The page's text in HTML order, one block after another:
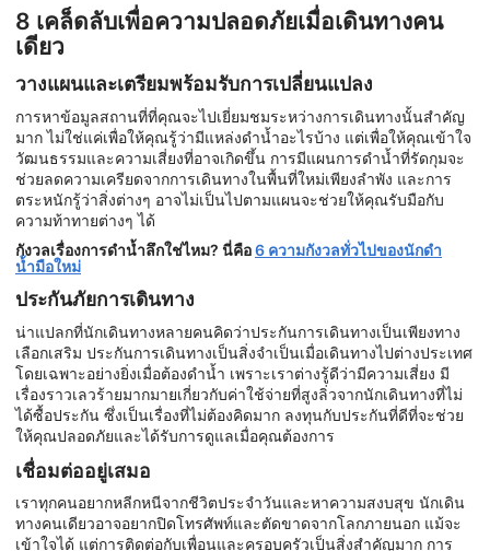
8 เคล็ดลับเพื่อความปลอดภัยเมื่อเดินทางคน
เดียว
วางแผนและเตรียมพร้อมรับการเปลี่ยนแปลง
การหาข้อมูลสถานที่ที่คุณจะไปเยี่ยมชมระหว่างการเดินทางนั้นสำคัญ
มาก ไม่ใช่แค่เพื่อให้คุณรู้ว่ามีแหล่งดำน้ำอะไรบ้าง แต่เพื่อให้คุณเข้าใจ
วัฒนธรรมและความเสี่ยงที่อาจเกิดขึ้น การมีแผนการดำน้ำที่รัดกุมจะ
ช่วยลดความเครียดจากการเดินทางในพื้นที่ใหม่เพียงลำพัง และการ
ตระหนักรู้ว่าสิ่งต่างๆ อาจไม่เป็นไปตามแผนจะช่วยให้คุณรับมือกับ
ความท้าทายต่างๆ ได้
กังวลเรื่องการดำน้ำลึกใช่ไหม? นี่คือ6 ความกังวลทั่วไปของนักดำ
น้ำมือใหม่
ประกันภัยการเดินทาง
น่าแปลกที่นักเดินทางหลายคนคิดว่าประกันการเดินทางเป็นเพียงทาง
เลือกเสริม ประกันการเดินทางเป็นสิ่งจำเป็นเมื่อเดินทางไปต่างประเทศ
โดยเฉพาะอย่างยิ่งเมื่อต้องดำน้ำ เพราะเราต่างรู้ดีว่ามีความเสี่ยง มี
เรื่องราวเลวร้ายมากมายเกี่ยวกับค่าใช้จ่ายที่สูงลิ่วจากนักเดินทางที่ไม่
ได้ซื้อประกัน ซึ่งเป็นเรื่องที่ไม่ต้องคิดมาก ลงทุนกับประกันที่ดีที่จะช่วย
ให้คุณปลอดภัยและได้รับการดูแลเมื่อคุณต้องการ
เชื่อมต่ออยู่เสมอ
เราทุกคนอยากหลีกหนีจากชีวิตประจำวันและหาความสงบสุข นักเดิน
ทางคนเดียวอาจอยากปิดโทรศัพท์และตัดขาดจากโลกภายนอก แม้จะ
เข้าใจได้ แต่การติดต่อกับเพื่อนและครอบครัวเป็นสิ่งสำคัญมาก การ